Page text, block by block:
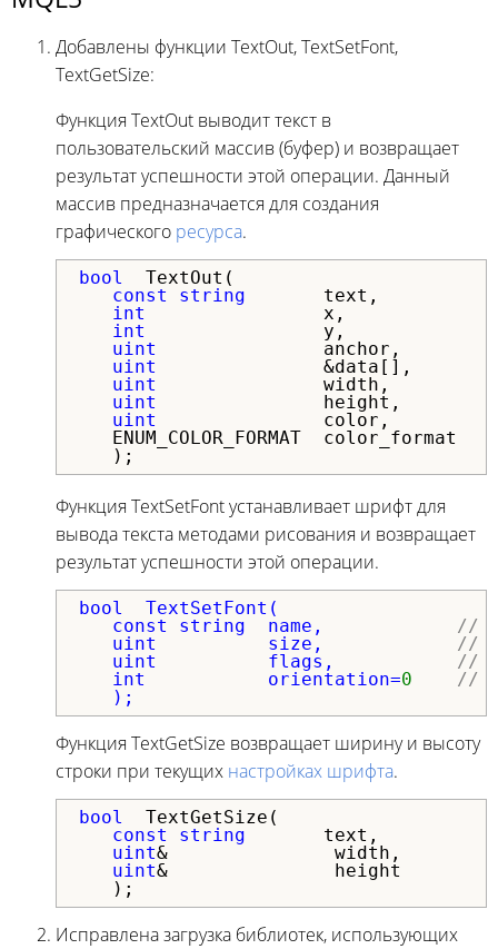
Добавлены функции TextOut, TextSetFont,
TextGetSize:
Функция TextOut выводит текст в
пользовательский массив (буфер) и возвращает
результат успешности этой операции. Данный
массив предназначается для создания
графического ресурса.
bool
TextOut(
const
string text,
int
x,
int
y,
uint
anchor,
uint
&data[],
uint
width,
uint
height,
uint
color,
ENUM_COLOR_FORMAT  color_format
);
Функция TextSetFont устанавливает шрифт для
вывода текста методами рисования и возвращает
результат успешности этой операции.
bool  TextSetFont(
const
string name, //
uint
size, //
uint
flags, //
int
orientation=0
//
);
Функция TextGetSize возвращает ширину и высоту
строки при текущих настройках шрифта.
bool
TextGetSize(
const
string text,
uint&               width,
uint&               height
);
Исправлена загрузка библиотек, использующих